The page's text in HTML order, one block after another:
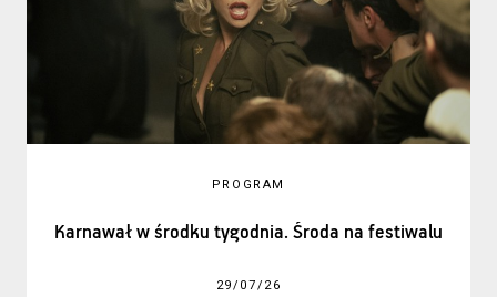
PROGRAM
Karnawał w środku tygodnia. Środa na festiwalu
29/07/26